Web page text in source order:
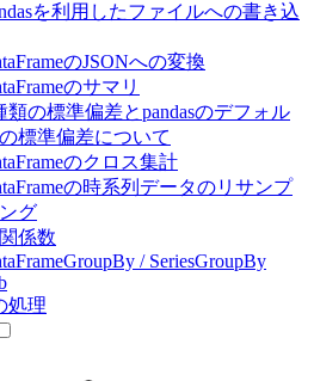
を利用したファイルへの書き込
のJSONへの変換
のサマリ
類の標準偏差とpandasのデフォル
の標準偏差について
のクロス集計
の時系列データのリサンプ
グ
係数
/ SeriesGroupBy
処理